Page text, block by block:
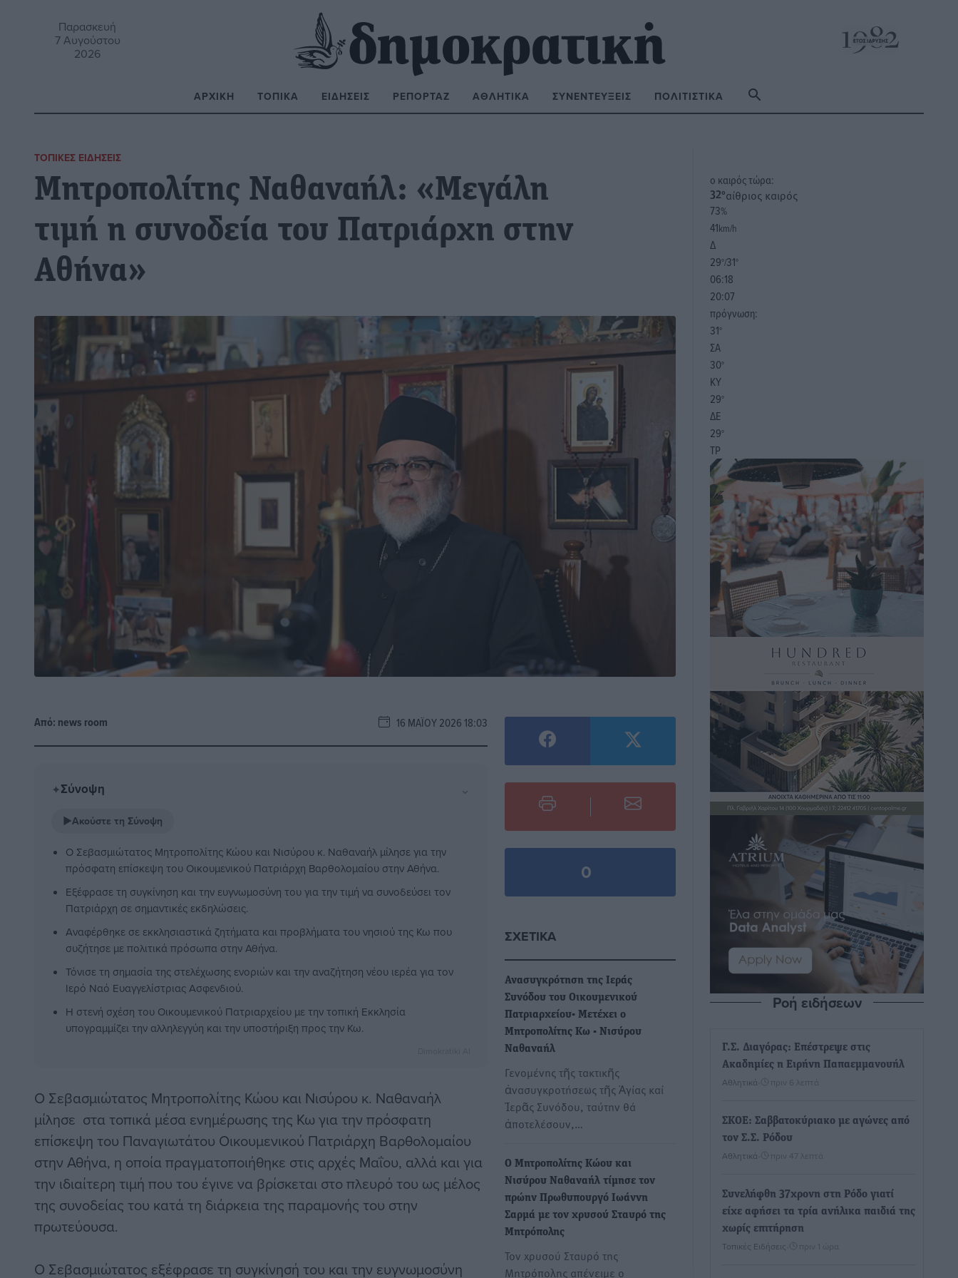
Παρασκευή
7 Αυγούστου
2026
ΑΡΧΙΚΉ ΤΟΠΙΚΆ ΕΙΔΉΣΕΙΣ ΡΕΠΟΡΤΆΖ ΑΘΛΗΤΙΚΆ ΣΥΝΕΝΤΕΎΞΕΙΣ ΠΟΛΙΤΙΣΤΙΚΆ
ΤΟΠΙΚΈΣ ΕΙΔΉΣΕΙΣ
Μητροπολίτης Ναθαναήλ: «Μεγάλη
τιμή η συνοδεία του Πατριάρχη στην
Αθήνα»
Από: news room 16 ΜΑΪ́ΟΥ 2026 18:03
✦Σύνοψη ⌄
▶Ακούστε τη Σύνοψη
Ο Σεβασμιώτατος Μητροπολίτης Κώου και Νισύρου κ. Ναθαναήλ μίλησε για την
πρόσφατη επίσκεψη του Οικουμενικού Πατριάρχη Βαρθολομαίου στην Αθήνα.
Εξέφρασε τη συγκίνηση και την ευγνωμοσύνη του για την τιμή να συνοδεύσει τον
Πατριάρχη σε σημαντικές εκδηλώσεις.
Αναφέρθηκε σε εκκλησιαστικά ζητήματα και προβλήματα του νησιού της Κω που
συζήτησε με πολιτικά πρόσωπα στην Αθήνα.
Τόνισε τη σημασία της στελέχωσης ενοριών και την αναζήτηση νέου ιερέα για τον
Ιερό Ναό Ευαγγελίστριας Ασφενδιού.
Η στενή σχέση του Οικουμενικού Πατριαρχείου με την τοπική Εκκλησία
υπογραμμίζει την αλληλεγγύη και την υποστήριξη προς την Κω.
Ο Σεβασμιώτατος Μητροπολίτης Κώου και Νισύρου κ. Ναθαναήλ
μίλησε στα τοπικά μέσα ενημέρωσης της Κω για την πρόσφατη
επίσκεψη του Παναγιωτάτου Οικουμενικού Πατριάρχη Βαρθολομαίου
στην Αθήνα, η οποία πραγματοποιήθηκε στις αρχές Μαΐου, αλλά και για
την ιδιαίτερη τιμή που του έγινε να βρίσκεται στο πλευρό του ως μέλος
της συνοδείας του κατά τη διάρκεια της παραμονής του στην
πρωτεύουσα.
Ο Σεβασμιώτατος εξέφρασε τη συγκίνησή του και την ευγνωμοσύνη
0
ΣΧΕΤΙΚΆ
Ανασυγκρότηση της Ιεράς
Συνόδου του Οικουμενικού
Πατριαρχείου- Μετέχει ο
Μητροπολίτης Κω - Νισύρου
Ναθαναήλ
Γενομένης τῆς τακτικῆς
ἀνασυγκροτήσεως τῆς Ἁγίας καί
Ἱερᾶς Συνόδου, ταύτην θά
ἀποτελέσουν,…
Ο Μητροπολίτης Κώου και
Νισύρου Ναθαναήλ τίμησε τον
πρώην Πρωθυπουργό Ιωάννη
Σαρμά με τον χρυσού Σταυρό της
Μητρόπολης
Τον χρυσού Σταυρό της
Μητρόπολης απένειμε ο
o καιρός τώρα:
32°αίθριος καιρός
73%
41km/h
Δ
29°/31°
06:18
20:07
πρόγνωση:
31°
ΣΑ
30°
ΚΥ
29°
ΔΕ
29°
ΤΡ
Ροή ειδήσεων
Γ.Σ. Διαγόρας: Επέστρεψε στις
Ακαδημίες η Ειρήνη Παπαεμμανουήλ
Αθλητικά πριν 6 λεπτά
ΣΚΟΕ: Σαββατοκύριακο με αγώνες από
τον Σ.Σ. Ρόδου
Αθλητικά πριν 47 λεπτά
Συνελήφθη 37χρονη στη Ρόδο γιατί
είχε αφήσει τα τρία ανήλικα παιδιά της
χωρίς επιτήρηση
Τοπικές Ειδήσεις πριν 1 ώρα